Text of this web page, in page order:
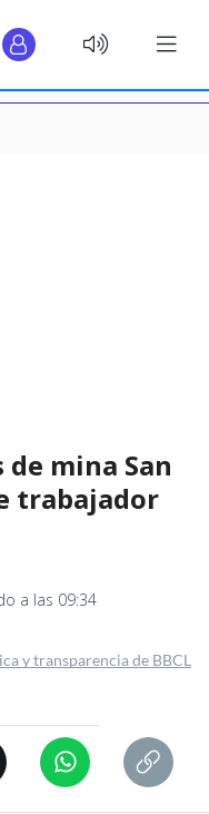
mina San
trabajador
a las 09:34
y transparencia de BBCL